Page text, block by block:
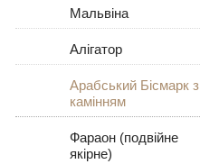
Мальвіна
Алігатор
Арабський Бісмарк з
камінням
Фараон (подвійне
якірне)